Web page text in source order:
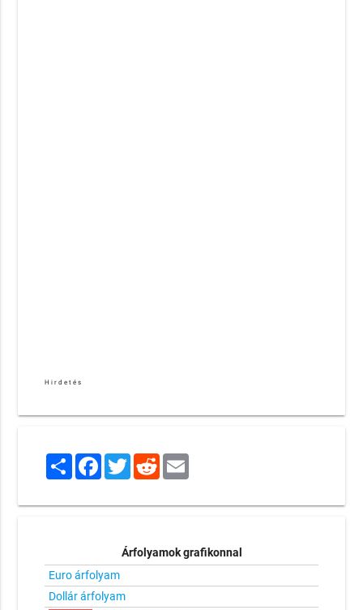
Hirdetés
ShareFacebook
TwitterRedditEmail
Árfolyamok grafikonnal
Euro árfolyam
Dollár árfolyam